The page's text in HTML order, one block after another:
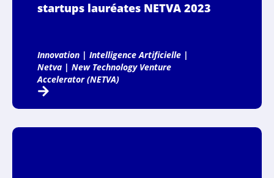
startups lauréates NETVA 2023
Innovation| Intelligence Artificielle|
Netva| New Technology Venture
Accelerator (NETVA)